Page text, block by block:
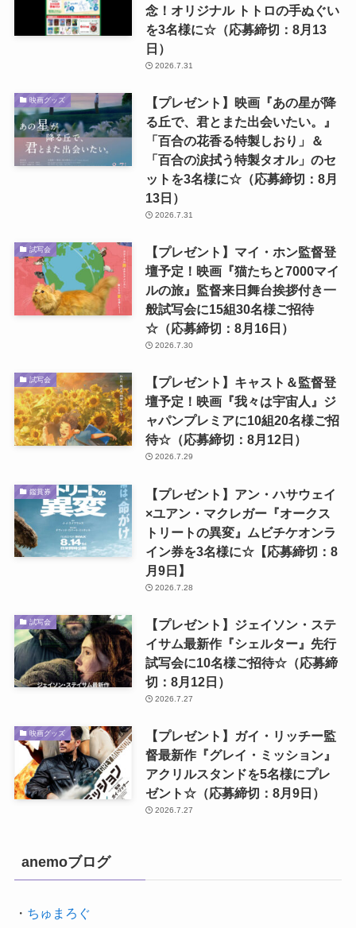
念！オリジナル トトロの手ぬぐい
を3名様に☆（応募締切：8月13
日）
2026.7.31
映画グッズ
【プレゼント】映画『あの星が降
る丘で、君とまた出会いたい。』
「百合の花香る特製しおり」＆
「百合の涙拭う特製タオル」のセ
ットを3名様に☆（応募締切：8月
13日）
2026.7.31
試写会
【プレゼント】マイ・ホン監督登
壇予定！映画『猫たちと7000マイ
ルの旅』監督来日舞台挨拶付き一
般試写会に15組30名様ご招待
☆（応募締切：8月16日）
2026.7.30
試写会
【プレゼント】キャスト＆監督登
壇予定！映画『我々は宇宙人』ジ
ャパンプレミアに10組20名様ご招
待☆（応募締切：8月12日）
2026.7.29
鑑賞券
【プレゼント】アン・ハサウェイ
×ユアン・マクレガー『オークス
トリートの異変』ムビチケオンラ
イン券を3名様に☆【応募締切：8
月9日】
2026.7.28
試写会
【プレゼント】ジェイソン・ステ
イサム最新作『シェルター』先行
試写会に10名様ご招待☆（応募締
切：8月12日）
2026.7.27
映画グッズ
【プレゼント】ガイ・リッチー監
督最新作『グレイ・ミッション』
アクリルスタンドを5名様にプレ
ゼント☆（応募締切：8月9日）
2026.7.27
anemoブログ
・ ちゅまろぐ